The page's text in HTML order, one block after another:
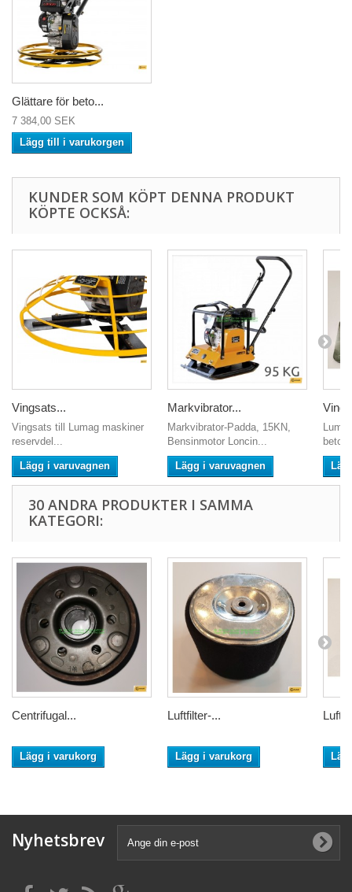
Glättare för beto...
7 384,00 SEK
Lägg till i varukorgen
KUNDER SOM KÖPT DENNA PRODUKT
KÖPTE OCKSÅ:
Vingsats...
Vingsats till Lumag maskiner
reservdel...
Lägg i varuvagnen
Markvibrator...
Markvibrator-Padda, 15KN,
Bensinmotor Loncin...
Lägg i varuvagnen
30 ANDRA PRODUKTER I SAMMA
KATEGORI:
Centrifugal...
Lägg i varukorg
Luftfilter-...
Lägg i varukorg
Nyhetsbrev